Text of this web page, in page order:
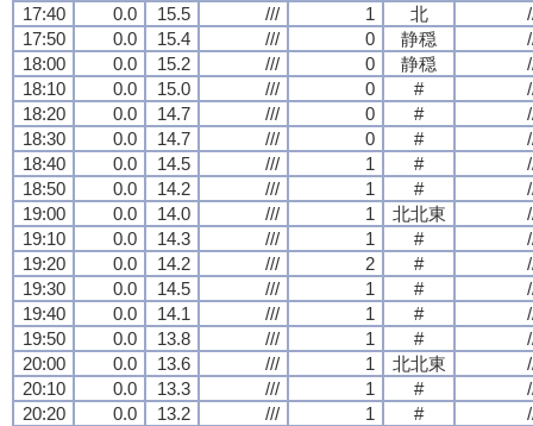
17:40
0.0 15.5 /// 1 北
17:50
0.0 15.4 /// 0 静穏
18:00
0.0 15.2 /// 0 静穏
18:10
0.0 15.0 /// 0 #
18:20
0.0 14.7 /// 0 #
18:30
0.0 14.7 /// 0 #
18:40
0.0 14.5 /// 1 #
18:50
0.0 14.2 /// 1 #
19:00
0.0 14.0 /// 1 北北東
19:10
0.0 14.3 /// 1 #
19:20
0.0 14.2 /// 2 #
19:30
0.0 14.5 /// 1 #
19:40
0.0 14.1 /// 1 #
19:50
0.0 13.8 /// 1 #
20:00
0.0 13.6 /// 1 北北東
20:10
0.0 13.3 /// 1 #
20:20
0.0 13.2 /// 1 #